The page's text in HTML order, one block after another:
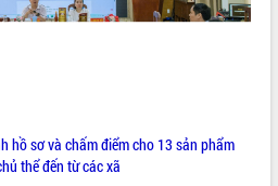
hồ sơ và chấm điểm cho 13 sản phẩm
thể đến từ các xã